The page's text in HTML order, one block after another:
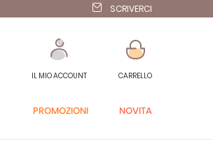
SCRIVERCI
IL MIO ACCOUNT CARRELLO
PROMOZIONI NOVITÀ